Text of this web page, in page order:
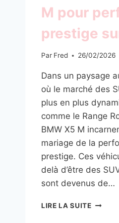
M pour
prestige
Par Fred 26/02/2026
Dans un paysage
où le marché des
plus en plus
comme le Range
BMW X5 M
mariage de la
prestige. Ces
delà d’être des
sont devenus de…
LIRE LA SUITELES